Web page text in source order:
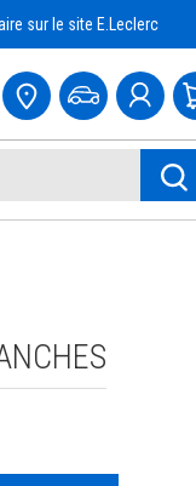
sur le site E.Leclerc